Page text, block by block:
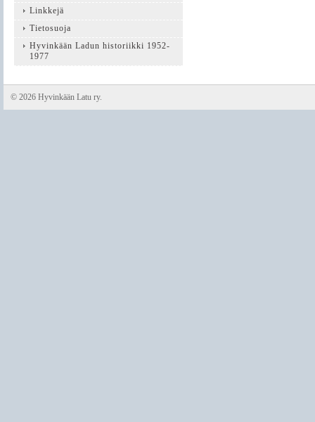
Linkkejä
Tietosuoja
Hyvinkään Ladun historiikki 1952-
1977
© 2026 Hyvinkään Latu ry.